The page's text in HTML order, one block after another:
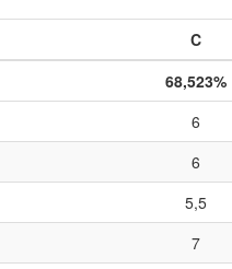
C
68,523%
6
6
5,5
7